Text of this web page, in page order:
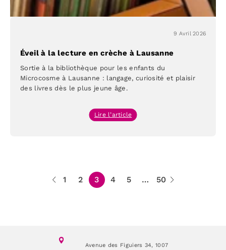
9 Avril 2026
Éveil à la lecture en crèche à Lausanne
Sortie à la bibliothèque pour les enfants du
Microcosme à Lausanne : langage, curiosité et plaisir
des livres dès le plus jeune âge.
Lire l’article:
crèche
1 2 3 4 5 … 50
Avenue des Figuiers 34, 1007